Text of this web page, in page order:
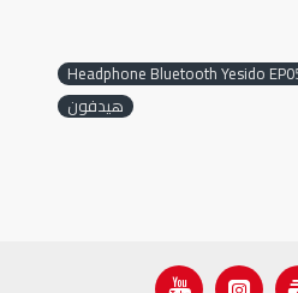
Headphone Bluetooth Yesido
هيدفون